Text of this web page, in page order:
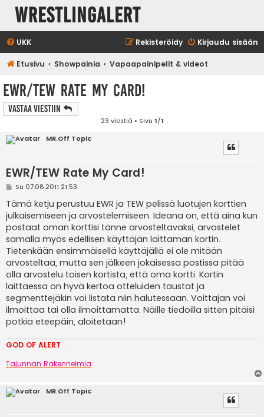
WrestlingAlert
UKK Kirjaudu sisään
Rekisteröidy
Etusivu Showpainia Vapaapainipelit & videot
EWR/TEW Rate My Card!
Vastaa Viestiin
23 viestiä • Sivu 1/1
MR.Off Topic
EWR/TEW Rate My Card!
V
e
s
t
i
Su 07.08.2011 21:53
Tämä ketju perustuu EWR ja TEW pelissä luotujen korttien
julkaisemiseen ja arvostelemiseen. Ideana on, että aina kun
postaat oman korttisi tänne arvosteltavaksi, arvostelet
samalla myös edellisen käyttäjän laittaman kortin.
Tietenkään ensimmäisellä käyttäjällä ei ole mitään
arvosteltaa, mutta sen jälkeen jokaisessa postissa pitää
olla arvostelu toisen kortista, että oma kortti. Kortin
laittaessa on hyvä kertoa otteluiden taustat ja
segmenttejäkin voi listata niin halutessaan. Voittajan voi
ilmoittaa tai olla ilmoittamatta. Näille tiedoilla sitten pitäisi
potkia eteepäin, aloitetaan!
GOD OF ALERT
Tajunnan Rakennelmia
MR.Off Topic